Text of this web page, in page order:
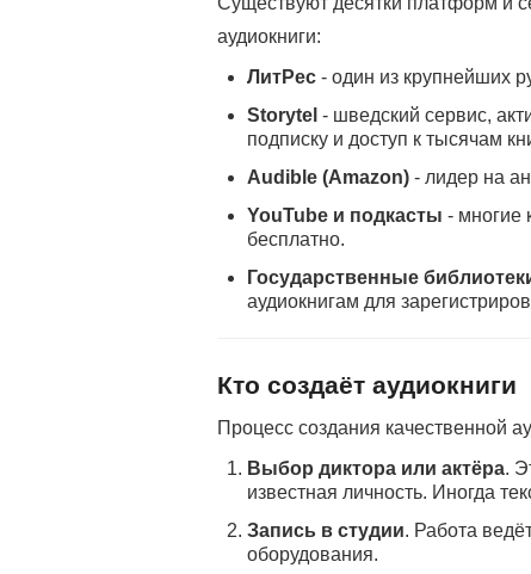
аудиокниги:
ЛитРес - один из крупнейших
Storytel - шведский сервис,
подписку и доступ к тысячам
Audible (Amazon) - лидер на
YouTube и подкасты - многие
бесплатно.
Государственные
аудиокнигам для
Кто создаёт аудиокниги
Процесс создания качественной
Выбор диктора или актёра.
известная личность. Иногда
Запись в студии. Работа
оборудования.